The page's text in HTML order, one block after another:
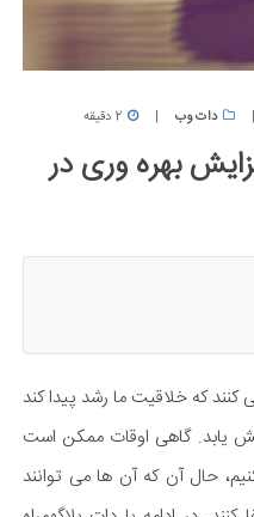
دات وب 2 دقیقه
بهره وری در
که خلاقیت ما رشد پیدا کند
یابد. گاهی اوقات ممکن است
حال آن که آن ها می توانند